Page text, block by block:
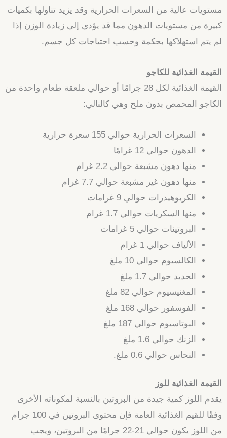
مستويات عالية من السعرات الحرارية وقد يزيد تناولها بكميات
كبيرة من مستويات الدهون مما قد يؤدي إلى زيادة الوزن إذا
لم يتم استهلاكها بحكمة وحسب احتياجات كل جسم.
القيمة الغذائية للكاجو
القيمة الغذائية لكل 28 جرامًا أو حوالي ملعقة طعام واحدة من
الكاجو المحمص بدون ملح وهي كالنالي:
السعرات الحرارية حوالي 155 سعرة حرارية
الدهون حوالي 12 غرامًا
منها دهون مشبعة حوالي 2.2 غرام
منها دهون غير مشبعة حوالي 7.7 غرام
الكربوهيدرات حوالي 9 غرامات
منها السكريات حوالي 1.7 غرام
البروتينات حوالي 5 غرامات
الألياف حوالي 1 غرام
الكالسيوم حوالي 10 ملغ
الحديد حوالي 1.7 ملغ
المغنيسيوم حوالي 82 ملغ
الفوسفور حوالي 168 ملغ
البوتاسيوم حوالي 187 ملغ
الزنك حوالي 1.6 ملغ
النحاس حوالي 0.6 ملغ.
القيمة الغذائية للوز
يقدم اللوز كمية جيدة من البروتين بالنسبة لمكوناته الأخرى
وفقًا للقيم الغذائية العامة فإن محتوى البروتين في 100 جرام
من اللوز يكون حوالي 21-22 جرامًا من البروتين، ويجب